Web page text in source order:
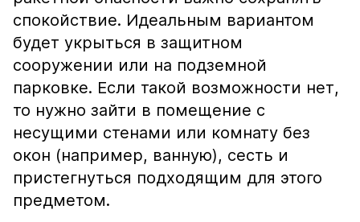
спокойствие. Идеальным вариантом
будет укрыться в защитном
сооружении или на подземной
парковке. Если такой возможности нет,
то нужно зайти в помещение с
несущими стенами или комнату без
окон (например, ванную), сесть и
пристегнуться подходящим для этого
предметом.